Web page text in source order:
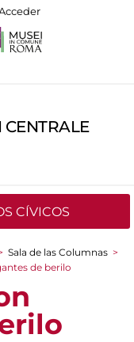
CENTRALE
CÍVICOS
Sala de las Columnas >
de berilo